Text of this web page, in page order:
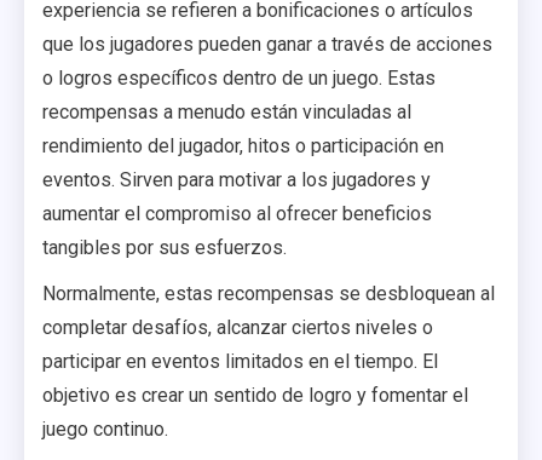
experiencia se refieren a bonificaciones o artículos
que los jugadores pueden ganar a través de acciones
o logros específicos dentro de un juego. Estas
recompensas a menudo están vinculadas al
rendimiento del jugador, hitos o participación en
eventos. Sirven para motivar a los jugadores y
aumentar el compromiso al ofrecer beneficios
tangibles por sus esfuerzos.
Normalmente, estas recompensas se desbloquean al
completar desafíos, alcanzar ciertos niveles o
participar en eventos limitados en el tiempo. El
objetivo es crear un sentido de logro y fomentar el
juego continuo.